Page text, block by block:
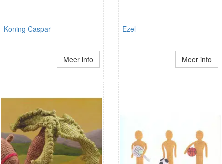
Koning Caspar
Meer info
Ezel
Meer info